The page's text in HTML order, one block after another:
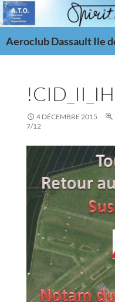
Aller
au
Aeroclub Dassault Ile
4 DÉCEMBRE 2015
7/12